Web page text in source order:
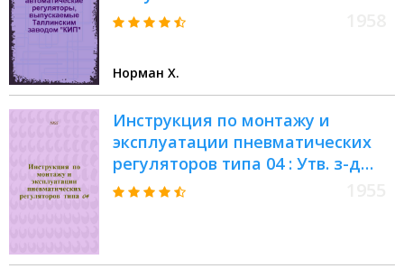
заводом "КИП"
Норман Х.
Инструкция по монтажу и
эксплуатации пневматических
регуляторов типа 04 : Утв. з-д
"Теплоконтроль" ММ и П СССР